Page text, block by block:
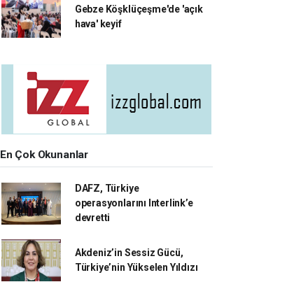
Gebze Köşklüçeşme'de 'açık
hava' keyif
En Çok Okunanlar
DAFZ, Türkiye
operasyonlarını Interlink’e
devretti
Akdeniz’in Sessiz Gücü,
Türkiye’nin Yükselen Yıldızı